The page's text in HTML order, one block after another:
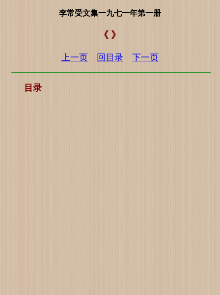
李常受文集一九七一年第一册
《 》
上一页 回目录 下一页
目录